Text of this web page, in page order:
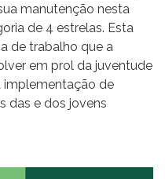
manutenção nesta
de 4 estrelas. Esta
de trabalho que a
em prol da juventude
implementação de
das e dos jovens